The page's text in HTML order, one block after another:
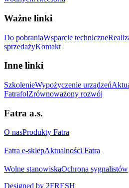
Ważne linki
Do pobraniaWsparcie techniczne
sprzedażyKontakt
Inne linki
SzkolenieWypożyczenie urządzeń
FatrafolZrównoważony rozwój
Fatra a.s.
O nasProdukty Fatra
Fatra e-sklepAktualności Fatra
Wolne stanowiskaOchrona sygnalistów
Designed by 2FRESH